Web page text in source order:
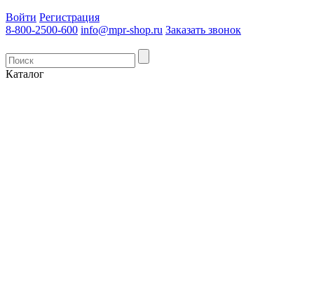
Войти Регистрация
8-800-2500-600 info@mpr-shop.ru Заказать звонок
Каталог